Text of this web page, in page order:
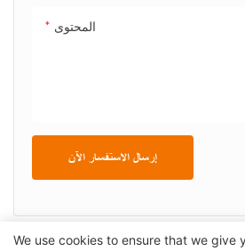
المحتوى
إرسال الاستفسار الآن
We use cookies to ensure that we give